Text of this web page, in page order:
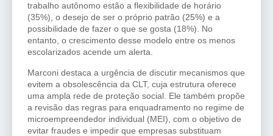
trabalho autônomo estão a flexibilidade de horário
(35%), o desejo de ser o próprio patrão (25%) e a
possibilidade de fazer o que se gosta (18%). No
entanto, o crescimento desse modelo entre os menos
escolarizados acende um alerta.
Marconi destaca a urgência de discutir mecanismos que
evitem a obsolescência da CLT, cuja estrutura oferece
uma ampla rede de proteção social. Ele também propõe
a revisão das regras para enquadramento no regime de
microempreendedor individual (MEI), com o objetivo de
evitar fraudes e impedir que empresas substituam